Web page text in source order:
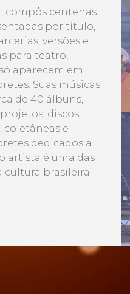
compôs centenas
por título,
versões e
para teatro,
aparecem em
Suas músicas
de 40 álbuns,
discos
coletâneas e
dedicados a
artista é uma das
cultura brasileira